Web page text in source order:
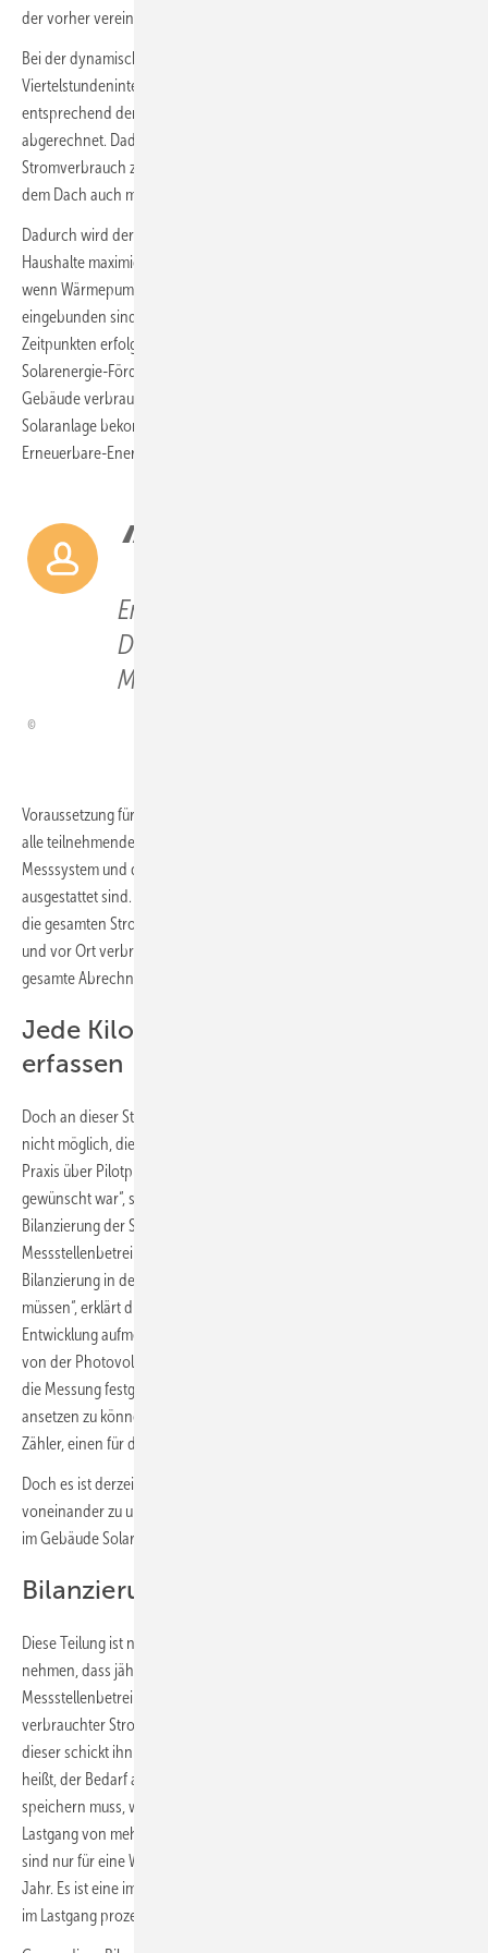
der vorher vereinbart war.
Bei der dynamischen Aufteilung werden alle innerhalb des
Viertelstundenintervalls mit der Solaranlage erzeugten Strommengen
entsprechend dem tatsächlichen Verbrauch zugeteilt und
abgerechnet. Dadurch bekommen Haushalte mit einem höheren
Stromverbrauch zum Zeitpunkt der Produktion mit der Solaranlage auf
dem Dach auch mehr Strommengen zugewiesen.
Dadurch wird der gesamte Eigenverbrauch aller teilnehmenden
Haushalte maximiert. „Das kann insbesondere dann vorteilhaft sein,
wenn Wärmepumpen oder Elektroautos als Stromverbraucher
eingebunden sind, da der Stromverbrauch hier zu anderen
Zeitpunkten erfolgt als der sonstige Haushaltsstromverbrauch“, rät der
Solarenergie-Förderverein Deutschland. Strommengen, die nicht im
Gebäude verbraucht werden, fließen ins Netz. Der Betreiber der
Solaranlage bekommt dafür die Einspeisevergütung nach
Erneuerbare-Energien-Gesetz im Tarif für Eigenverbrauchsanlagen.
Ende September 2024 auf den
Dächern deutscher
Mehrfamilienhäuser installiert.
Voraussetzung für die gemeinschaftliche Gebäudeversorgung ist, dass
alle teilnehmenden Wohneinheiten mit einem intelligenten
Messsystem und das Gebäude mit einem Smart-Meter-Gateway
ausgestattet sind. So können Messstellenbetreiber und Netzbetreiber
die gesamten Stromverbräuche sowie auch produzierte, eingespeiste
und vor Ort verbrauchte Solarstrommengen registrieren und in die
gesamte Abrechnung einbeziehen.
Jede Kilowattstunde richtig
erfassen
Doch an dieser Stelle wird es komplizierter. „In der Realität ist es noch
nicht möglich, die gemeinschaftliche Gebäudeversorgung in der
Praxis über Pilotprojekte hinaus umzusetzen, wie es vom Gesetzgeber
gewünscht war“, sagt Jennifer Englhardt. Die Engstelle ist die
Bilanzierung der Strommengen. „Wir sind auch mit mehreren
Messstellenbetreibern und Netzbetreibern im Austausch, die für diese
Bilanzierung in der Marktkommunikation einen Standard finden
müssen“, erklärt die Expertin von Ampeers Energy. „Wir verfolgen die
Entwicklung aufmerksam. Die Herkunft jeder Kilowattstunde, ob sie
von der Photovoltaikanlage oder aus dem Netz kommt, muss durch
die Messung festgestellt werden, um jeweils den richtigen Preis
ansetzen zu können. Denn die Hausbewohner haben nicht zwei
Zähler, einen für den Solarstrom und einen für den Netzstrom.“
Doch es ist derzeit noch schwierig, die einzelnen Strommengen
voneinander zu unterscheiden und genau festzustellen, wo und wann
im Gebäude Solar- oder Netzstrom verbraucht wird.
Bilanzierung noch nicht geregelt
Diese Teilung ist nicht so einfach. „Wenn wir nur den einfachsten Fall
nehmen, dass jährlich abgerechnet wird, muss der
Messstellenbetreiber zum Abrechnungszeitpunkt einen Wert
verbrauchter Strommengen an den Netzbetreiber schicken und
dieser schickt ihn an den Versorger, damit der abrechnen kann. Das
heißt, der Bedarf an Daten, die der Netzbetreiber empfangen und
speichern muss, wächst rasant bei einem viertelstundenscharfen
Lastgang von mehreren separaten Wohneinheiten im Gebäude. Das
sind nur für eine Wohneinheit 35.040 einzelne Verbrauchswerte pro
Jahr. Es ist eine immense Herausforderung, diese 35.040 Verbräuche
im Lastgang prozessual zu verarbeiten und abzurechnen.“